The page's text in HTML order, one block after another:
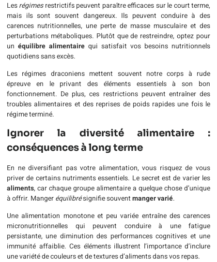
Lesrégimesrestrictifs peuvent paraître efficaces sur le court terme,
mais ils sont souvent dangereux. Ils peuvent conduire à des
carences nutritionnelles, une perte de masse musculaire et des
perturbations métaboliques. Plutôt que de restreindre, optez pour
un équilibre alimentaire qui satisfait vos besoins nutritionnels
quotidiens sans excès.
Les régimes draconiens mettent souvent notre corps à rude
épreuve en le privant des éléments essentiels à son bon
fonctionnement. De plus, ces restrictions peuvent entraîner des
troubles alimentaires et des reprises de poids rapides une fois le
régime terminé.
Ignorer la diversité alimentaire :
conséquences à long terme
En ne diversifiant pas votre alimentation, vous risquez de vous
priver de certains nutriments essentiels. Le secret est de varier les
aliments, car chaque groupe alimentaire a quelque chose d’unique
à offrir. Mangeréquilibrésignifie souventmanger varié.
Une alimentation monotone et peu variée entraîne des carences
micronutritionnelles qui peuvent conduire à une fatigue
persistante, une diminution des performances cognitives et une
immunité affaiblie. Ces éléments illustrent l’importance d’inclure
une variété de couleurs et de textures d’aliments dans vos repas.